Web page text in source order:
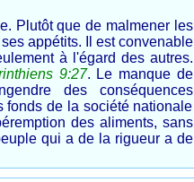
Plutôt que de malmener les
appétits. Il est convenable
à l'égard des autres.
9:27. Le manque de
des conséquences
fonds de la société nationale
des aliments, sans
qui a de la rigueur a de